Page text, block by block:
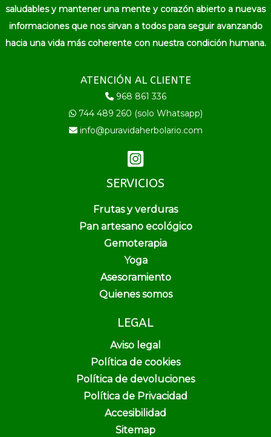
saludables y mantener una mente y corazón abierto a nuevas
informaciones que nos sirvan a todos para seguir avanzando
hacia una vida más coherente con nuestra condición humana.
ATENCIÓN AL CLIENTE
968 861 336
744 489 260 (solo Whatsapp)
info@puravidaherbolario.com
SERVICIOS
Frutas y verduras
Pan artesano ecológico
Gemoterapia
Yoga
Asesoramiento
Quienes somos
LEGAL
Aviso legal
Política de cookies
Política de devoluciones
Política de Privacidad
Accesibilidad
Sitemap